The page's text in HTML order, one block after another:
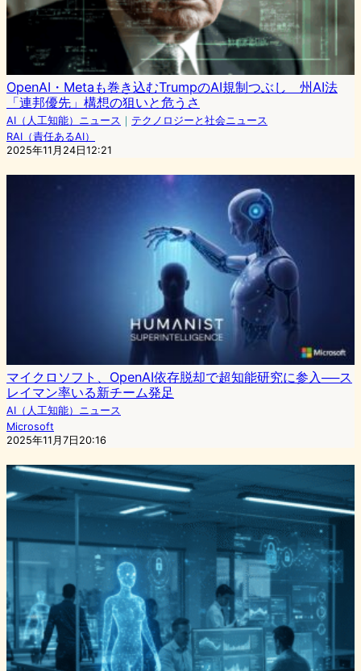
OpenAI・Metaも巻き込むTrumpのAI規制つぶし 州AI法
「連邦優先」構想の狙いと危うさ
AI（人工知能）ニュース ｜ テクノロジーと社会ニュース
RAI（責任あるAI）
2025年11月24日12:21
マイクロソフト、OpenAI依存脱却で超知能研究に参入──ス
レイマン率いる新チーム発足
AI（人工知能）ニュース
Microsoft
2025年11月7日20:16